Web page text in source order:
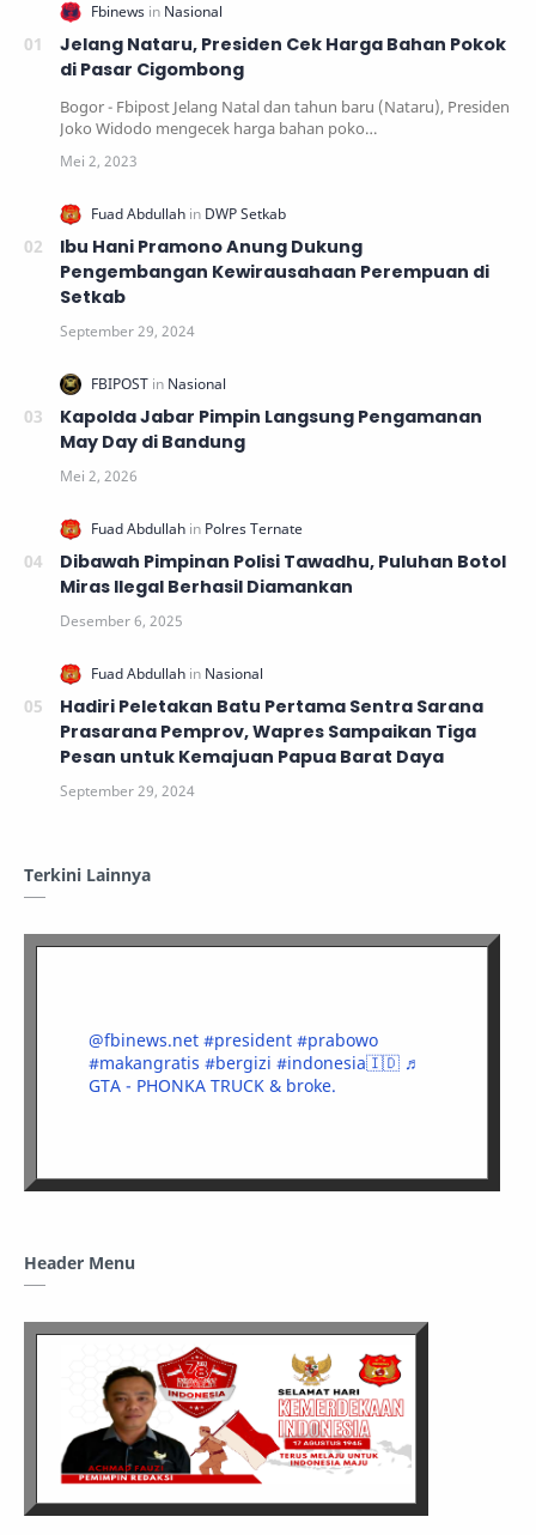
Jelang Nataru, Presiden Cek Harga Bahan Pokok
di Pasar Cigombong
Bogor - Fbipost Jelang Natal dan tahun baru (Nataru), Presiden
Joko Widodo mengecek harga bahan poko…
Ibu Hani Pramono Anung Dukung
Pengembangan Kewirausahaan Perempuan di
Setkab
Kapolda Jabar Pimpin Langsung Pengamanan
May Day di Bandung
Dibawah Pimpinan Polisi Tawadhu, Puluhan Botol
Miras Ilegal Berhasil Diamankan
Hadiri Peletakan Batu Pertama Sentra Sarana
Prasarana Pemprov, Wapres Sampaikan Tiga
Pesan untuk Kemajuan Papua Barat Daya
Terkini Lainnya
@fbinews.net #president #prabowo
#makangratis #bergizi #indonesia🇮🇩 ♬
GTA - PHONKA TRUCK & broke.
Header Menu